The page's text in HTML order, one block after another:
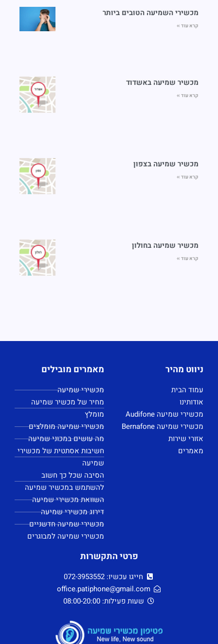
מכשירי השמיעה הטובים ביותר
קרא עוד »
מכשיר שמיעה באשדוד
קרא עוד »
מכשיר שמיעה בצפון
קרא עוד »
מכשיר שמיעה בחולון
קרא עוד »
ניווט מהיר
עמוד הבית
אודותינו
מכשירי שמיעה Audifone
מכשירי שמיעה Bernafone
אזורי שירות
מאמרים
מאמרים מובילים
מכשירי שמיעה
מחיר של מכשיר שמיעה
מומלץ
מכשירי שמיעה מומלצים
מה עושים במכוני שמיעה
חשיבות אסתטית של מכשירי
שמיעה
הסיבה שכל כך חשוב
להשתמש במכשיר שמיעה
השוואת מכשירי שמיעה
דירוג מכשירי שמיעה
מכשירי שמיעה חדשניים
מכשירי שמיעה למבוגרים
פרטי התקשרות
חייגו עכשיו: 072-3953552
office.patiphone@gmail.com
שעות פעילות: 08:00-20:00